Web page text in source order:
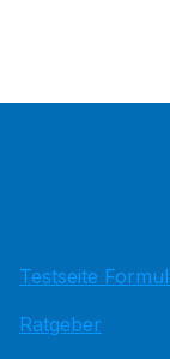
Testseite
Ratgeber